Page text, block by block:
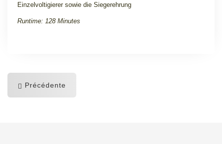
Einzelvoltigierer sowie die Siegerehrung
Runtime: 128 Minutes
Précédente